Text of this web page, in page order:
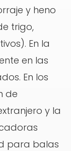
y heno
trigo,
En la
en las
En los
de
y la
para balas